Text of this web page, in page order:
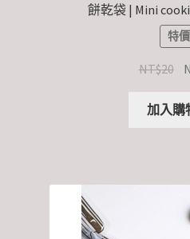
餅乾袋 | Mini
特價
NT$20
加入購